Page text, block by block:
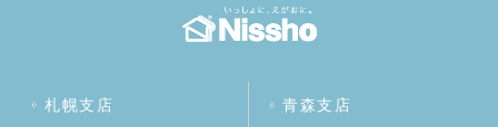
札幌支店
青森支店